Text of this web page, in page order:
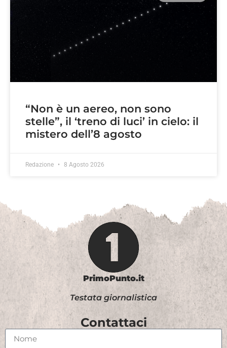
“Non è un aereo, non sono
stelle”, il ‘treno di luci’ in cielo: il
mistero dell’8 agosto
Redazione 8 Agosto 2026
PrimoPunto.it
Testata giornalistica
Contattaci